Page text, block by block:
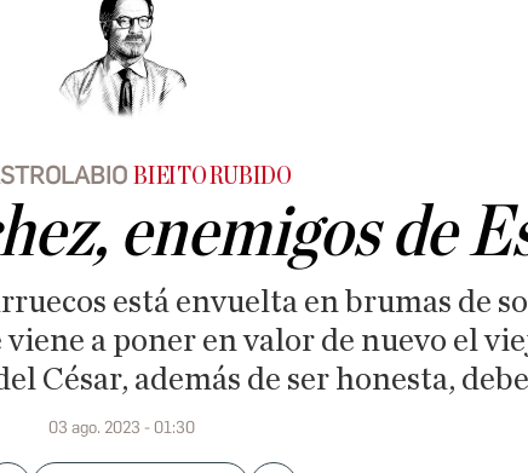
BIEITO RUBIDO
enemigos de
está envuelta en brumas de
a poner en valor de nuevo el
César, además de ser honesta,
03 ago. 2023 - 01:30